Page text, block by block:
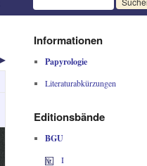
Informationen
Papyrologie
Literaturabkürzungen
Editionsbände
BGU
I